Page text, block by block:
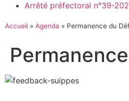
Arrêté préfectoral n°39-
Accueil » Agenda » Permanence du